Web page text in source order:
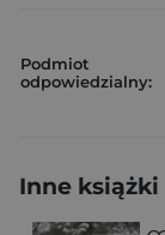
Podmiot
odpowiedzialny:
Inne książki